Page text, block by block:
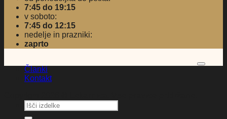
7:45 do 19:15
v soboto:
7:45 do 12:15
nedelje in prazniki:
zaprto
Članki
Kontakt
Išči: